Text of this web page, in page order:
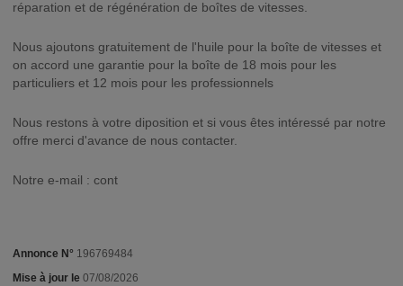
réparation et de régénération de boîtes de vitesses.
Nous ajoutons gratuitement de l'huile pour la boîte de vitesses et
on accord une garantie pour la boîte de 18 mois pour les
particuliers et 12 mois pour les professionnels
Nous restons à votre diposition et si vous êtes intéressé par notre
offre merci d'avance de nous contacter.
Notre e-mail : cont
Annonce N° 196769484
Mise à jour le 07/08/2026